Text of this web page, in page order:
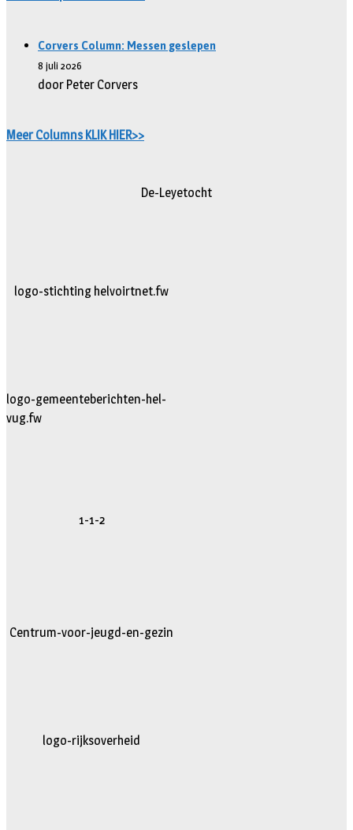
Corvers Column: Messen geslepen
8 juli 2026
door Peter Corvers
Meer Columns KLIK HIER>>
De-Leyetocht
logo-stichting helvoirtnet.fw
logo-gemeenteberichten-hel-
vug.fw
1-1-2
Centrum-voor-jeugd-en-gezin
logo-rijksoverheid